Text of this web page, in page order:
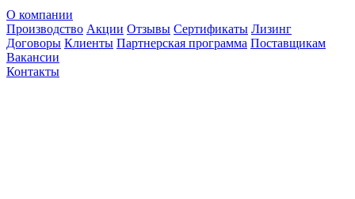
О компании
Производство Акции Отзывы Сертификаты Лизинг
Договоры Клиенты Партнерская программа Поставщикам
Вакансии
Контакты